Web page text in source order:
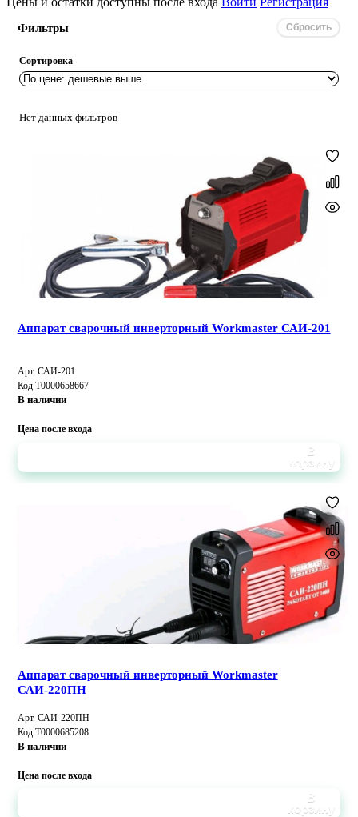
Фильтры
Сбросить
Сортировка
Нет данных фильтров
Аппарат сварочный инверторный Workmaster САИ-201
Арт. САИ-201
Код Т0000658667
В наличии
Цена после входа
В
корзину
Аппарат сварочный инверторный Workmaster
САИ-220ПН
Арт. САИ-220ПН
Код Т0000685208
В наличии
Цена после входа
В
корзину